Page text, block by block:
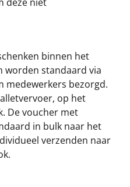
binnen het
worden standaard via
medewerkers bezorgd.
op het
De voucher met
in bulk naar het
verzenden naar